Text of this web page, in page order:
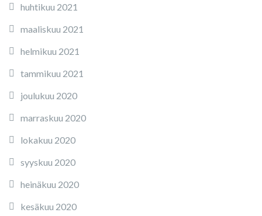
huhtikuu 2021
maaliskuu 2021
helmikuu 2021
tammikuu 2021
joulukuu 2020
marraskuu 2020
lokakuu 2020
syyskuu 2020
heinäkuu 2020
kesäkuu 2020